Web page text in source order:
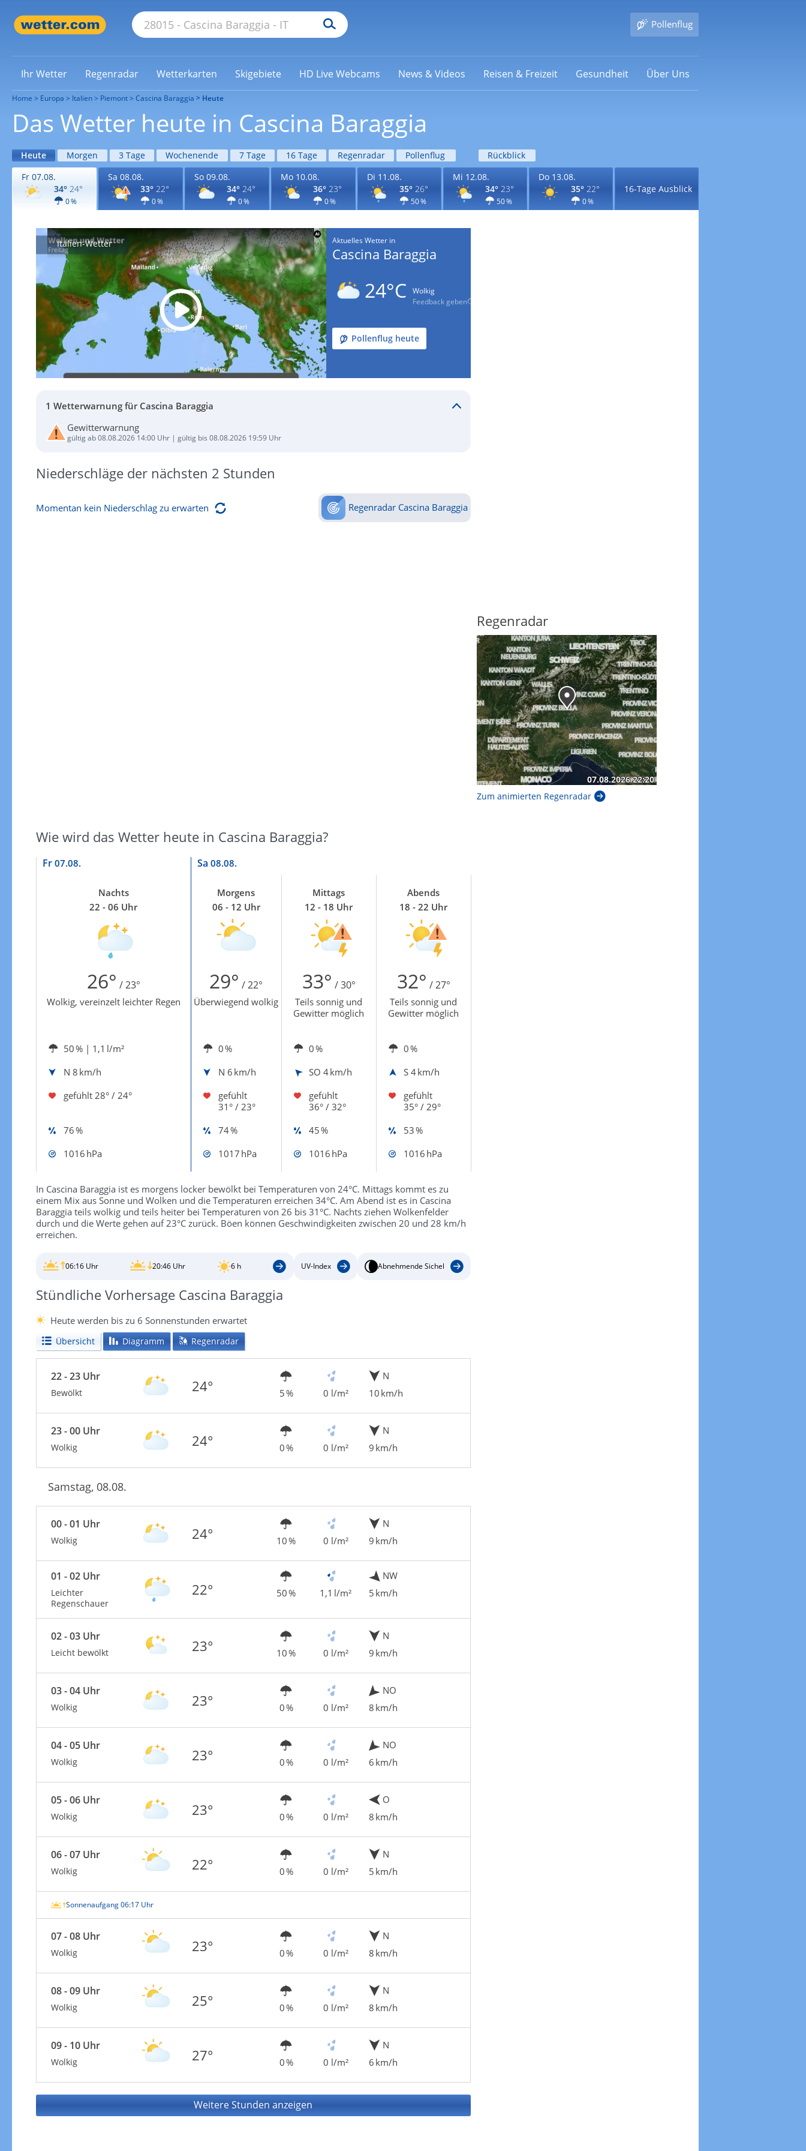
Pollenflug
Ihr Wetter Regenradar Wetterkarten Skigebiete HD Live Webcams News & Videos Reisen & Freizeit Gesundheit Über Uns
Home Europa Italien Piemont Cascina Baraggia Heute
Das Wetter heute in Cascina Baraggia
Heute Morgen 3 Tage Wochenende 7 Tage 16 Tage Regenradar Pollenflug
Rückblick
Fr 07.08.
34° 24°
0 %
Sa 08.08.
33° 22°
0 %
So 09.08.
34° 24°
0 %
Mo 10.08.
36° 23°
0 %
Di 11.08.
35° 26°
50 %
Mi 12.08.
34° 23°
50 %
Do 13.08.
35° 22°
0 %
16-Tage Ausblick
Italien-Wetter Aktuelles Wetter in
Cascina Baraggia
24°C
Wolkig
Feedback geben
Pollenflug heute
1 Wetterwarnung für Cascina Baraggia
Gewitterwarnung
gültig ab 08.08.2026 14:00 Uhr | gültig bis 08.08.2026 19:59 Uhr
Niederschläge der nächsten 2 Stunden
Momentan kein Niederschlag zu erwarten Regenradar Cascina Baraggia
Wie wird das Wetter heute in Cascina Baraggia?
Fr 07.08. Sa 08.08.
Nachts
22 - 06 Uhr
Morgens
06 - 12 Uhr
Mittags
12 - 18 Uhr
Abends
18 - 22 Uhr
26° / 23° 29° / 22° 33° / 30° 32° / 27°
Wolkig, vereinzelt leichter Regen Überwiegend wolkig
Teils sonnig und
Gewitter möglich
Teils sonnig und
Gewitter möglich
50 % | 1,1 l/m² 0 % 0 %
0 %
N 8 km/h N 6 km/h SO 4 km/h S 4 km/h
gefühlt 28° / 24°
gefühlt
31° / 23°
gefühlt
36° / 32°
gefühlt
35° / 29°
76 %
74 % 45 %
53 %
1016 hPa
1017 hPa 1016 hPa 1016 hPa
In Cascina Baraggia ist es morgens locker bewölkt bei Temperaturen von 24°C. Mittags kommt es zu
einem Mix aus Sonne und Wolken und die Temperaturen erreichen 34°C. Am Abend ist es in Cascina
Baraggia teils wolkig und teils heiter bei Temperaturen von 26 bis 31°C. Nachts ziehen Wolkenfelder
durch und die Werte gehen auf 23°C zurück. Böen können Geschwindigkeiten zwischen 20 und 28 km/h
erreichen.
06:16 Uhr 20:46 Uhr 6 h UV-Index Abnehmende Sichel
Stündliche Vorhersage Cascina Baraggia
Heute werden bis zu 6 Sonnenstunden erwartet
Übersicht Diagramm Regenradar
22 - 23 Uhr
Bewölkt 24° 5 % 0 l/m²
N
10 km/h
23 - 00 Uhr
Wolkig 24° 0 % 0 l/m²
N
9 km/h
Samstag, 08.08.
00 - 01 Uhr
Wolkig 24° 10 % 0 l/m²
N
9 km/h
01 - 02 Uhr
Leichter
Regenschauer
22° 50 % 1,1 l/m²
NW
5 km/h
02 - 03 Uhr
Leicht bewölkt 23° 10 % 0 l/m²
N
9 km/h
03 - 04 Uhr
Wolkig 23° 0 % 0 l/m²
NO
8 km/h
04 - 05 Uhr
Wolkig 23° 0 % 0 l/m²
NO
6 km/h
05 - 06 Uhr
Wolkig 23° 0 % 0 l/m²
O
8 km/h
06 - 07 Uhr
Wolkig 22° 0 % 0 l/m²
N
5 km/h
Sonnenaufgang 06:17 Uhr
07 - 08 Uhr
Wolkig 23° 0 % 0 l/m²
N
8 km/h
08 - 09 Uhr
Wolkig 25° 0 % 0 l/m²
N
8 km/h
09 - 10 Uhr
Wolkig 27° 0 % 0 l/m²
N
6 km/h
Weitere Stunden anzeigen
Regenradar
Zum animierten Regenradar